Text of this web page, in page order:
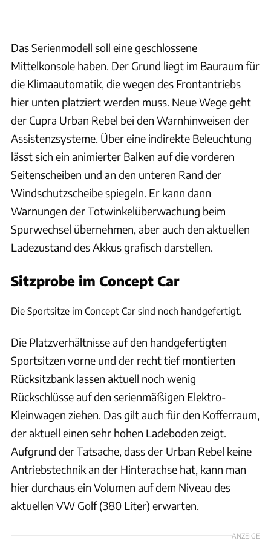
Das Serienmodell soll eine geschlossene
Mittelkonsole haben. Der Grund liegt im Bauraum für
die Klimaautomatik, die wegen des Frontantriebs
hier unten platziert werden muss. Neue Wege geht
der Cupra Urban Rebel bei den Warnhinweisen der
Assistenzsysteme. Über eine indirekte Beleuchtung
lässt sich ein animierter Balken auf die vorderen
Seitenscheiben und an den unteren Rand der
Windschutzscheibe spiegeln. Er kann dann
Warnungen der Totwinkelüberwachung beim
Spurwechsel übernehmen, aber auch den aktuellen
Ladezustand des Akkus grafisch darstellen.
Sitzprobe im Concept Car
Die Sportsitze im Concept Car sind noch handgefertigt.
Die Platzverhältnisse auf den handgefertigten
Sportsitzen vorne und der recht tief montierten
Rücksitzbank lassen aktuell noch wenig
Rückschlüsse auf den serienmäßigen Elektro-
Kleinwagen ziehen. Das gilt auch für den Kofferraum,
der aktuell einen sehr hohen Ladeboden zeigt.
Aufgrund der Tatsache, dass der Urban Rebel keine
Antriebstechnik an der Hinterachse hat, kann man
hier durchaus ein Volumen auf dem Niveau des
aktuellen VW Golf (380 Liter) erwarten.
ANZEIGE